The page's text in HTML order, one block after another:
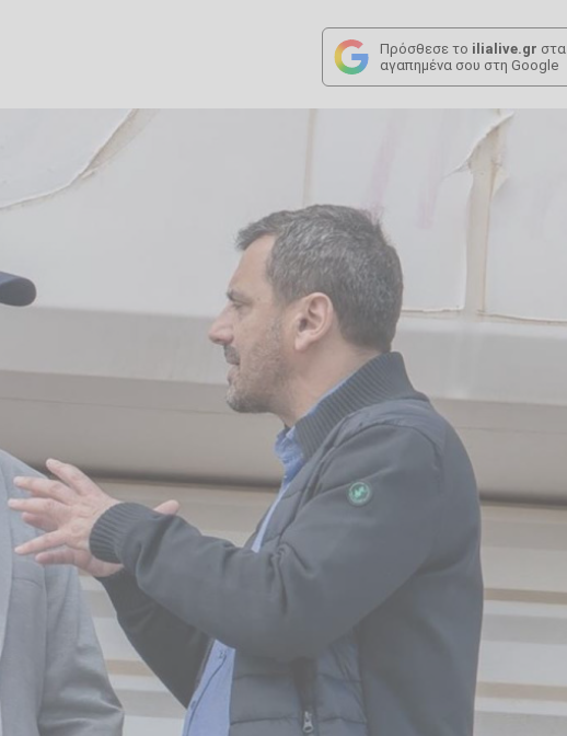
Πρόσθεσε το ilialive.gr στα
αγαπημένα σου στη Google